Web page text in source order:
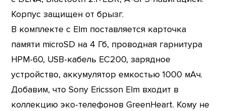
Корпус защищен от брызг.
В комплекте с Elm поставляется карточка
памяти microSD на 4 Гб, проводная гарнитура
HPM-60, USB-кабель ЕС200, зарядное
устройство, аккумулятор емкостью 1000 мАч.
Добавим, что Sony Ericsson Elm входит в
коллекцию эко-телефонов GreenHeart. Кому не